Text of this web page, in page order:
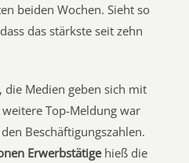
beiden Wochen. Sieht so
das stärkste seit zehn
Medien geben sich mit
Top-Meldung war
Beschäftigungszahlen.
Erwerbstätigehieß die